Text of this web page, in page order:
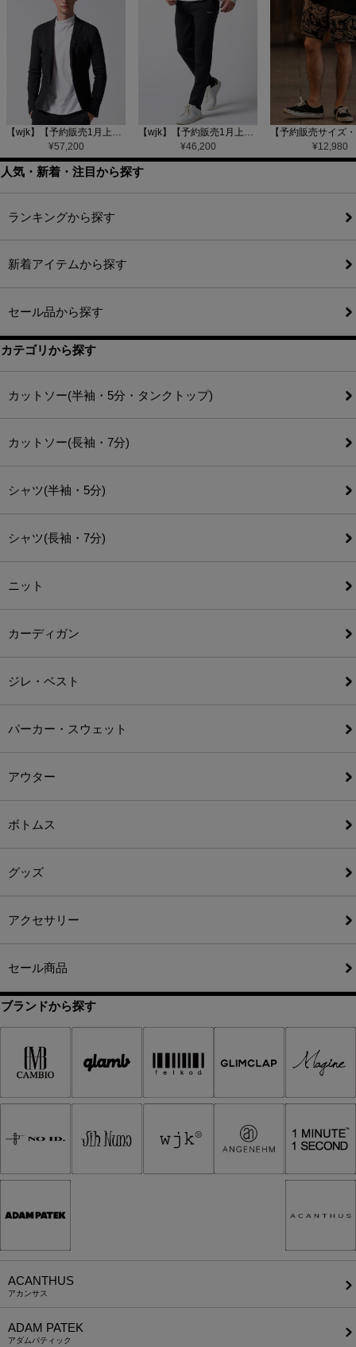
【wjk】【予約販売1月上旬～中旬入荷】function knit jacket(jacquard check) ニットジャケット(207 mw08j)
¥57,200
【wjk】【予約販売1月上旬～中旬入荷】function knit easy slacks(jacquard check) ニットイージーパンツ(504 mw08j)
¥46,200 ¥12,980
人気・新着・注目から探す
ランキングから探す
新着アイテムから探す
セール品から探す
カテゴリから探す
カットソー(半袖・5分・タンクトップ)
カットソー(長袖・7分)
シャツ(半袖・5分)
シャツ(長袖・7分)
ニット
カーディガン
ジレ・ベスト
パーカー・スウェット
アウター
ボトムス
グッズ
アクセサリー
セール商品
ブランドから探す
ACANTHUS
アカンサス
ADAM PATEK
アダムパティック